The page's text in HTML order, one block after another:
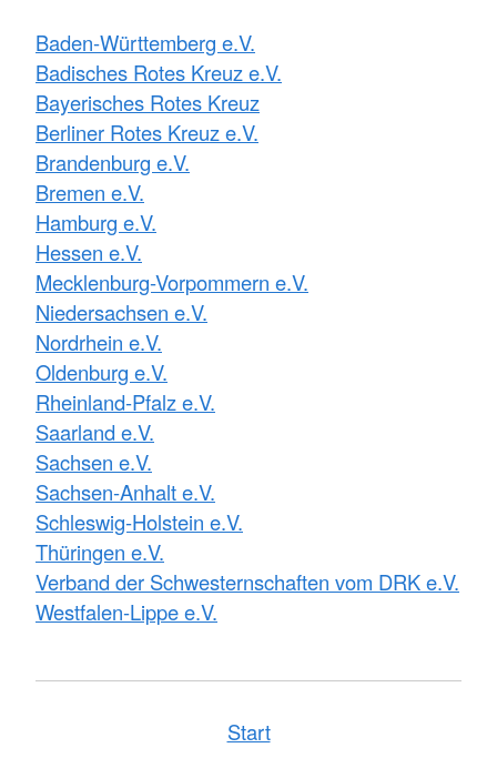
Baden-Württemberg e.V.
Badisches Rotes Kreuz e.V.
Bayerisches Rotes Kreuz
Berliner Rotes Kreuz e.V.
Brandenburg e.V.
Bremen e.V.
Hamburg e.V.
Hessen e.V.
Mecklenburg-Vorpommern e.V.
Niedersachsen e.V.
Nordrhein e.V.
Oldenburg e.V.
Rheinland-Pfalz e.V.
Saarland e.V.
Sachsen e.V.
Sachsen-Anhalt e.V.
Schleswig-Holstein e.V.
Thüringen e.V.
Verband der Schwesternschaften vom DRK e.V.
Westfalen-Lippe e.V.
Start